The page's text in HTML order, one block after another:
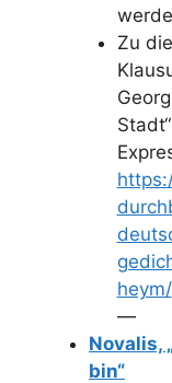
Zu
heym/
—
Novalis,
bin“